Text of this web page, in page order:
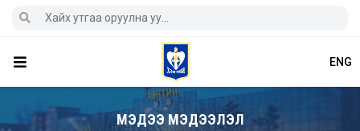
ENG
МЭДЭЭ МЭДЭЭЛЭЛ